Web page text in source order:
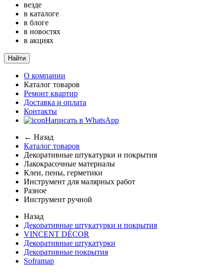
везде
в каталоге
в блоге
в новостях
в акциях
Найти
О компании
Каталог товаров
Ремонт квартир
Доставка и оплата
Контакты
Написать в WhatsApp
← Назад
Каталог товаров
Декоративные штукатурки и покрытия
Лакокрасочные материалы
Клеи, пены, герметики
Инструмент для малярных работ
Разное
Инструмент ручной
Назад
Декоративные штукатурки и покрытия
VINCENT DÉCOR
Декоративные штукатурки
Декоративные покрытия
Soframap